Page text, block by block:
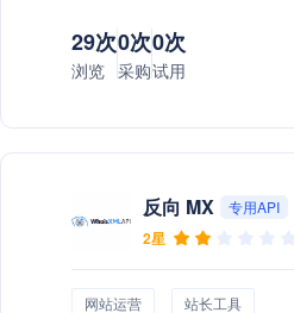
29次
浏览
0次
采购
0次
试用
反向 MX 专用API
2星
网站运营 站长工具